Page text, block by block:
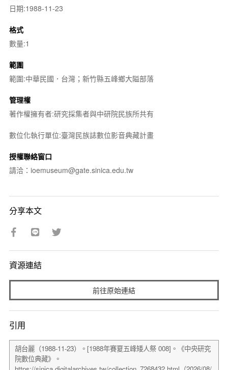
日期:1988-11-23
格式
數量:1
範圍
範圍:中華民國．台灣；新竹縣五峰鄉大隘部落
管理權
著作權擁有者:研究採集者與中研院民族所共有
數位化執行單位:臺灣民族誌數位影音典藏計畫
授權聯絡窗口
請洽：ioemuseum@gate.sinica.edu.tw
分享本文
資源連結
前往原始連結
引用